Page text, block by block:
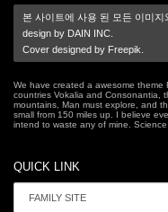
본 사이트에 사용 된 모든 이미
design by DAIN INC.
Cover designed by Freepik.
We have created a awesome theme
countries Vokalia and Consonantia,
mountains, Man must explore, and
small from 150 miles up. I believe
intend to waste any of mine.
QUICK LINK